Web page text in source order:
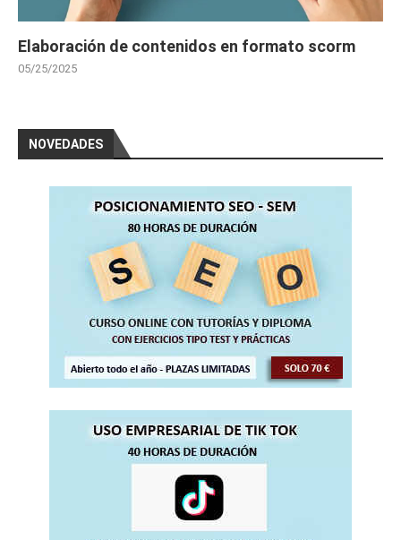
Elaboración de contenidos en formato scorm
05/25/2025
NOVEDADES